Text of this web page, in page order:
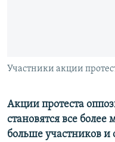
Все сайты РСЕ/РС
Участники акции
Акции протеста
становятся все
больше участников